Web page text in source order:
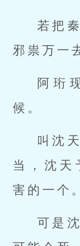
若把
邪祟万一
阿珩
候。
叫沈
当，沈天
害的一个。
可是